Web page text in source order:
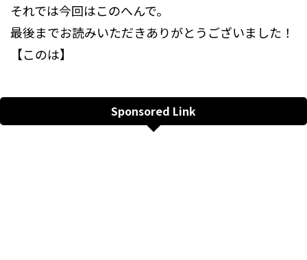
それでは今回はこのへんで。
最後までお読みいただきありがとうございました！
【このは】
Sponsored Link